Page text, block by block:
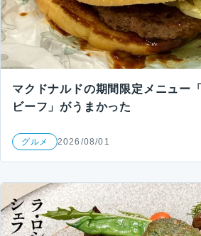
マクドナルドの期間限定メニュー
ビーフ」がうまかった
グルメ 2026/08/01